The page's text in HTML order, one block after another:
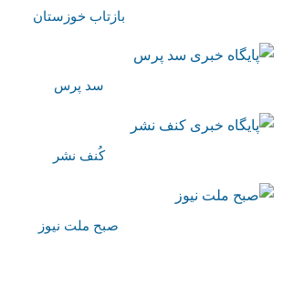
بازتاب خوزستان
سد پرس
کُنف نشر
صبح ملت نیوز